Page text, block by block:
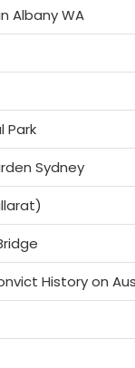
Albany WA
Park
Sydney
History on